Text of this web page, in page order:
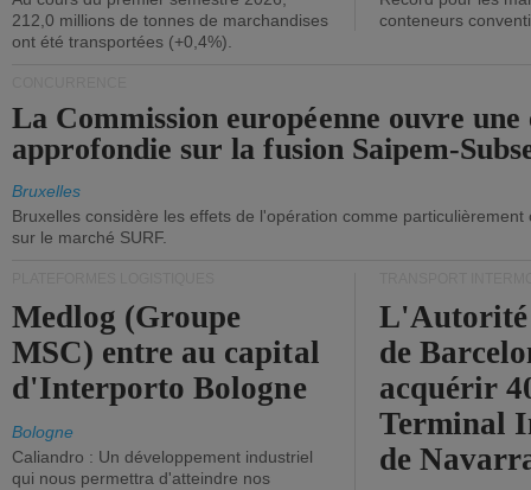
212,0 millions de tonnes de marchandises
ont été transportées (+0,4%).
conteneurs
La Commission européenne ouvre une
approfondie sur la fusion Saipem-
Bruxelles
Bruxelles considère les effets de l'opération comme
sur le marché SURF.
Medlog (Groupe
MSC) entre au capital
d'Interporto Bologne
Bologne
Caliandro : Un développement industriel
qui nous permettra d'atteindre nos
de
acquérir
Terminal
de